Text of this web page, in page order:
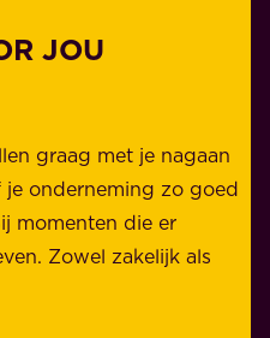
JOU
graag met je nagaan
onderneming zo goed
momenten die er
Zowel zakelijk als